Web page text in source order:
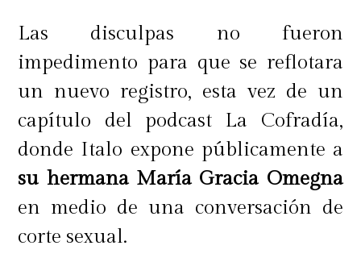
Las disculpas no fueron
impedimento para que se reflotara
un nuevo registro, esta vez de un
capítulo del podcast La Cofradía,
donde Italo expone públicamente a
su hermana María Gracia Omegna
en medio de una conversación de
corte sexual.